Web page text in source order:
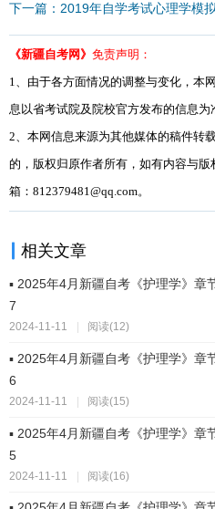
下一篇：2019年自学考试心理学模
《新疆自考网》 免责声明：
1、由于各方面情况的调整与变化，本
息以省考试院及院校官方发布的信息为
2、本网信息来源为其他媒体的稿件转
的，版权归原作者所有，如有内容与
箱：812379481@qq.com。
相关文章
▪ 2025年4月新疆自考《护理学》章
7
2024-11-11 阅读(12)
▪ 2025年4月新疆自考《护理学》章
6
2024-11-11 阅读(15)
▪ 2025年4月新疆自考《护理学》章
5
2024-11-11 | 阅读(16)